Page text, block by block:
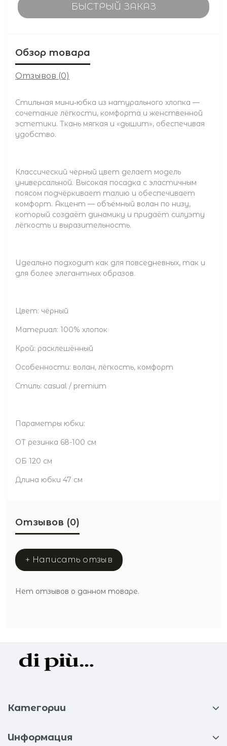
БЫСТРЫЙ ЗАКАЗ
Обзор товара
Отзывов (0)
Стильная мини‑юбка из натурального хлопка —
сочетание лёгкости, комфорта и женственной
эстетики. Ткань мягкая и «дышит», обеспечивая
удобство.
Классический чёрный цвет делает модель
универсальной. Высокая посадка с эластичным
поясом подчёркивает талию и обеспечивает
комфорт. Акцент — объёмный волан по низу,
который создаёт динамику и придаёт силуэту
лёгкость и выразительность.
Идеально подходит как для повседневных, так и
для более элегантных образов.
Цвет: чёрный
Материал: 100% хлопок
Крой: расклешённый
Особенности: волан, лёгкость, комфорт
Стиль: casual / premium
Параметры юбки:
ОТ резинка 68-100 см
ОБ 120 см
Длина юбки 47 см
Отзывов (0)
+ Написать отзыв
Нет отзывов о данном товаре.
Категории
Информация